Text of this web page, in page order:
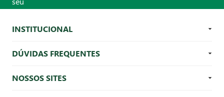
INSTITUCIONAL
DÚVIDAS FREQUENTES
NOSSOS SITES